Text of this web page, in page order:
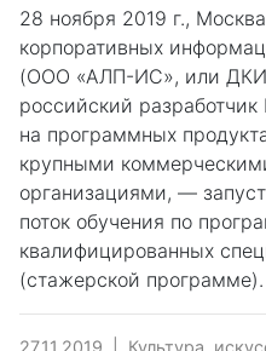
28 ноября 2019 г.,
корпоративных
(ООО «АЛП-ИС», или
российский
на программных
крупными
организациями, —
поток обучения по
квалифицированных
(стажерской программе).
27.11.2019 Культура,